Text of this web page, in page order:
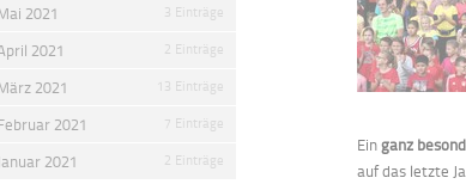
Einganz
auf das letzte
2021 3 Einträge
2021 2 Einträge
2021 13 Einträge
2021 7 Einträge
2021 2 Einträge